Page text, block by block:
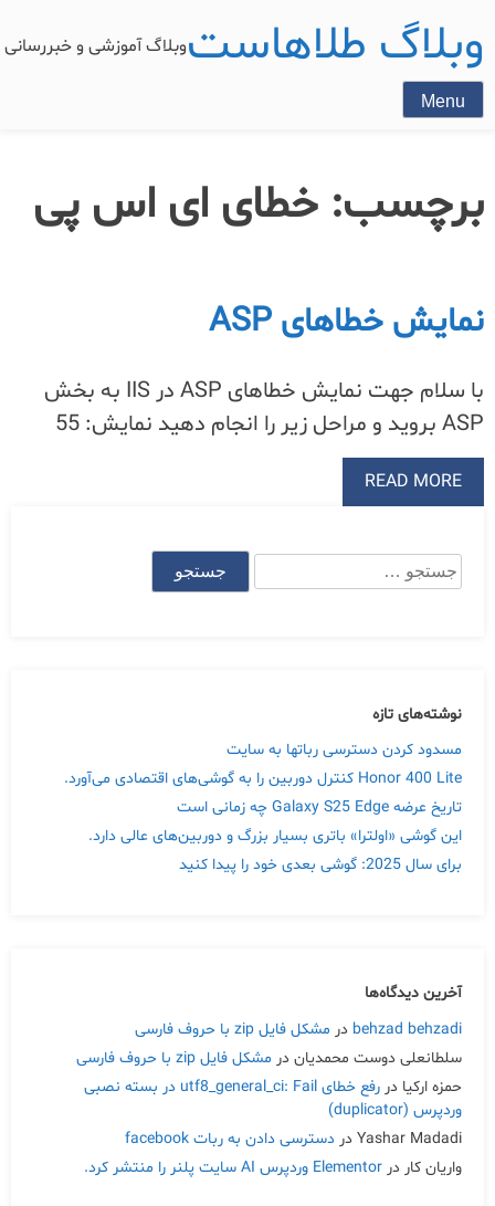
وبلاگ طلاهاستوبلاگ آموزشی و
Menu
برچسب: خطای ای اس پی
نمایش خطاهای ASP
با سلام جهت نمایش خطاهای ASP در IIS به بخش
ASP بروید و مراحل زیر را انجام دهید نمایش: 55
READ MORE
جستجو
برای:
نوشته‌های تازه
مسدود کردن دسترسی رباتها به سایت
Honor 400 Lite کنترل دوربین را به گوشی‌های اقتصادی می‌آورد.
تاریخ عرضه Galaxy S25 Edge چه زمانی است
این گوشی «اولترا» باتری بسیار بزرگ و دوربین‌های عالی دارد.
برای سال 2025: گوشی بعدی خود را پیدا کنید
آخرین دیدگاه‌ها
behzad behzadi در مشکل فایل zip با حروف فارسی
سلطانعلی دوست محمدیان در مشکل فایل zip با حروف فارسی
حمزه ارکیا در
رفع خطای utf8_general_ci: Fail در بسته نصبی
وردپرس (duplicator)
Yashar Madadi در دسترسی دادن به ربات facebook
واریان کار در Elementor وردپرس AI سایت پلنر را منتشر کرد.